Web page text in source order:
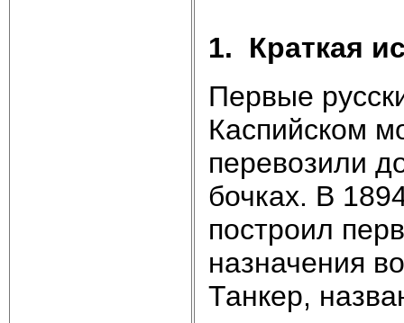
1. Краткая
Первые
Каспийском
перевозили
бочках. В
построил
назначения
Танкер,